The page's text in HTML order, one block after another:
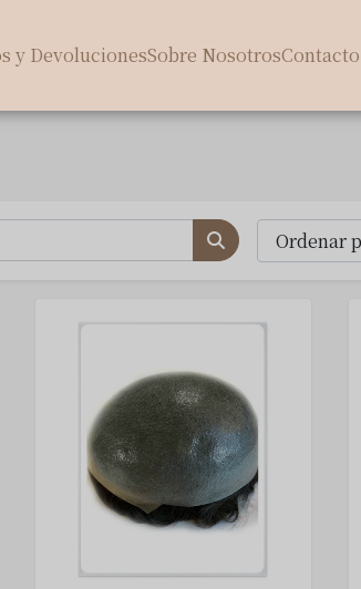
y DevolucionesSobre NosotrosContacto
VER DETALLE